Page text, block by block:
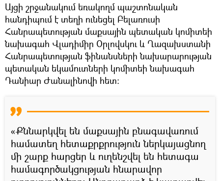
Այցի շրջանակում եռակողմ պաշտոնական
հանդիպում է տեղի ունեցել Բելառուսի
Հանրապետության մաքսային պետական կոմիտեի
նախագահ Վլադիմիր Օրլովսկու և Ղազախստանի
Հանրապետության ֆինանսների նախարարության
պետական եկամուտների կոմիտեի նախագահ
Դանիար Ժանալինովի հետ։
«Քննարկվել են մաքսային բնագավառում
համատեղ հետաքրքրություն ներկայացնող
մի շարք հարցեր և ուղենշվել են հետագա
համագործակցության հնարավոր